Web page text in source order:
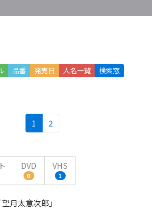
品番 発売日 人名一覧 検索窓
1 (current)
2
DVD
0
VHS
1
月太意次郎」